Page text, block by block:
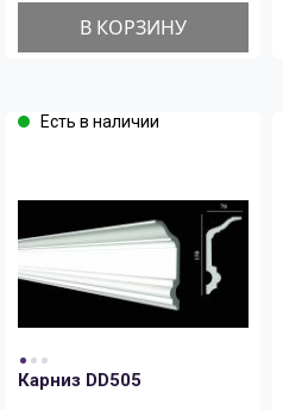
В КОРЗИНУ
Есть в наличии
Карниз DD505